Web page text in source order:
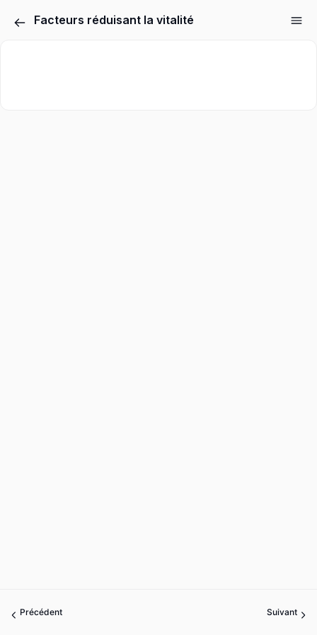
Facteurs réduisant la vitalité
Précédent Suivant